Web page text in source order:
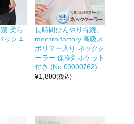
柔ら
ッグ 4
長時間ひんやり持続。
mochro factory 高吸水
ポリマー入り ネックク
ーラー 保冷剤ポケット
付き (No.09000762)
¥1,800(税込)